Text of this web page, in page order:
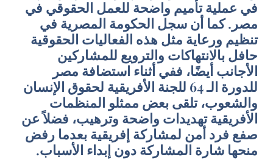
في عملية تأميم واضحة للعمل الحقوقي في
مصر. كما أن سجل الحكومة المصرية في
تنظيم ورعاية مثل هذه الفعاليات الحقوقية
حافل بالانتهاكات والترويع للمشاركين
الأجانب أيضًا، ففي أثناء استضافة مصر
للدورة الـ 64 للجنة الأفريقية لحقوق الإنسان
والشعوب، تلقى بعض ممثلو المنظمات
الأفريقية تهديدات واضحة وترهيب، فضلاً عن
صفع فرد أمن لمشاركة إفريقية بعدما رفض
منحها شارة المشاركة دون إبداء الأسباب.